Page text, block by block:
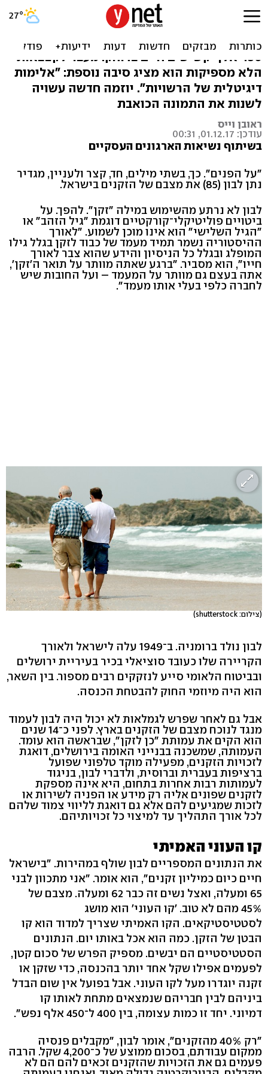
"מצבם של הזקנים על הפנים"
נתן לבון, ראש עמותת "כן לזקן", אומר כי לפחות
450 אלף קשישים חיים בדוחק. מעבר לקצבאות
הלא מספיקות הוא מציג סיבה נוספת: "אלימות
דיגיטלית של הרשויות". יוזמה חדשה עשויה
לשנות את התמונה הכואבת
ראובן וייס
עודכן: 01.12.17, 00:31
בשיתוף נשיאות הארגונים העסקיים
"על הפנים". כך, בשתי מילים, חד, קצר ולעניין, מגדיר
נתן לבון (85) את מצבם של הזקנים בישראל.
לבון לא נרתע מהשימוש במילה "זקן". להפך. על
ביטויים פוליטיקלי־קורקטיים דוגמת "גיל הזהב" או
"הגיל השלישי" הוא אינו מוכן לשמוע. "לאורך
ההיסטוריה נשמר תמיד מעמד של כבוד לזקן בגלל גילו
המופלג ובגלל כל הניסיון והידע שהוא צבר לאורך
חייו", הוא מסביר. "ברגע שאתה מוותר על תואר ה'זקן',
אתה בעצם גם מוותר על המעמד – ועל החובות שיש
לחברה כלפי בעלי אותו מעמד".
(צילום: shutterstock)
לבון נולד ברומניה. ב־1949 עלה לישראל ולאורך
הקריירה שלו כעובד סוציאלי בכיר בעיריית ירושלים
ובביטוח הלאומי סייע לנזקקים רבים מספור. בין השאר,
הוא היה מיוזמי החוק להבטחת הכנסה.
אבל גם לאחר שפרש לגמלאות לא יכול היה לבון לעמוד
מנגד לנוכח מצבם של הזקנים בארץ. לפני כ־14 שנים
הוא הקים את עמותת "כן לזקן", שבראשה הוא עומד.
העמותה, שמשכנה בבנייני האומה בירושלים, דואגת
לזכויות הזקנים, מפעילה מוקד טלפוני שפועל
ברציפות בעברית וברוסית, ולדברי לבון, בניגוד
לעמותות רבות אחרות בתחום, היא אינה מספקת
לזקנים שפונים אליה רק מידע או הפניה לשירות או
לזכות שמגיעים להם אלא גם דואגת לליווי צמוד שלהם
לכל אורך התהליך עד למיצוי כל זכויותיהם.
קו העוני האמיתי
את הנתונים המספריים לבון שולף במהירות. "בישראל
חיים כיום כמיליון זקנים", הוא אומר. "אני מתכוון לבני
65 ומעלה, ואצל נשים זה כבר 62 ומעלה. מצבם של
45% מהם לא טוב. 'קו העוני' הוא מושג
לסטטיסטיקאים. הקו האמיתי שצריך למדוד הוא קו
הבטן של הזקן. כמה הוא אכל באותו יום. הנתונים
הסטטיסטיים הם יבשים. מספיק הפרש של סכום קטן,
לפעמים אפילו שקל אחד יותר בהכנסה, כדי שזקן או
זקנה יוגדרו מעל לקו העוני. אבל בפועל אין שום הבדל
ביניהם לבין חבריהם שנמצאים מתחת לאותו קו
דמיוני. יחד זו כמות עצומה, בין 400 ל־450 אלף נפש".
"רק 40% מהזקנים", אומר לבון, "מקבלים פנסיה
ממקום עבודתם, בסכום ממוצע של כ־4,200 שקל. הרבה
פעמים גם את הזכויות שהזקנים זכאים להם הם לא